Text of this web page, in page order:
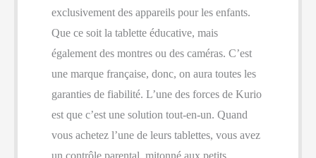
exclusivement des appareils pour les enfants.
Que ce soit la tablette éducative, mais
également des montres ou des caméras. C’est
une marque française, donc, on aura toutes les
garanties de fiabilité. L’une des forces de Kurio
est que c’est une solution tout-en-un. Quand
vous achetez l’une de leurs tablettes, vous avez
un contrôle parental, mitonné aux petits